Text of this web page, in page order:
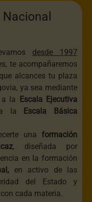
desde 1997
te acompañaremos
alcances tu plaza
ya sea mediante
la
Escala Ejecutiva
la
Escala Básica
una formación
, diseñada por
en la formación
en activo de las
del Estado y
cada materia.